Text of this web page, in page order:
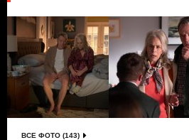
ВСЕ ФОТО (143)